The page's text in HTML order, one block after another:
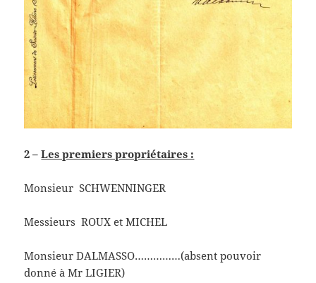
2 –Les premiers propriétaires :
Monsieur SCHWENNINGER
Messieurs ROUX et MICHEL
Monsieur DALMASSO……………(absent pouvoir
donné à Mr LIGIER)